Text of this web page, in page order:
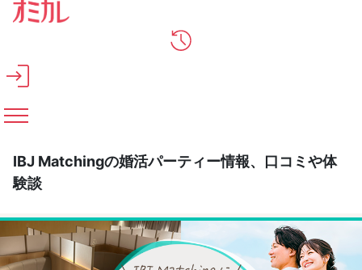
メインコンテンツへスキップ
IBJ Matchingの婚活パーティー情報、口コミや体
験談